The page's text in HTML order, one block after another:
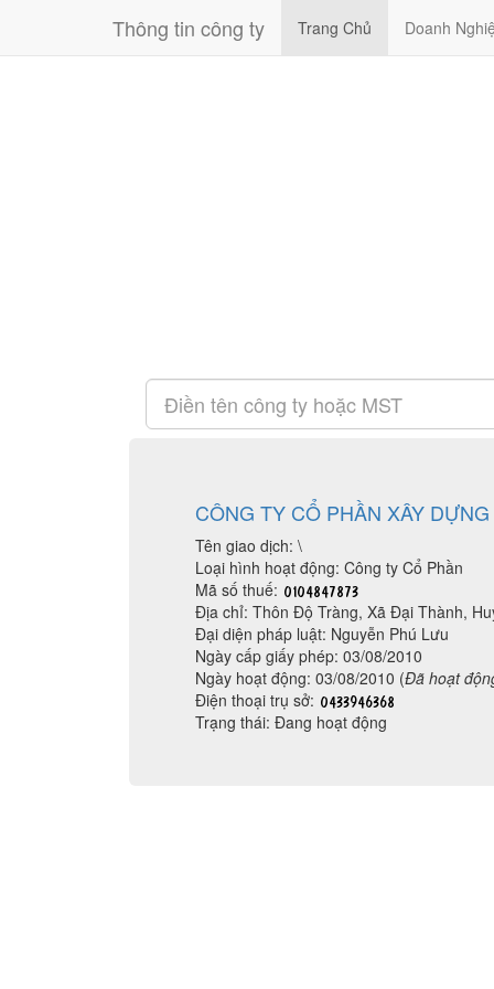
Thông tin công ty Trang Chủ Doanh
CÔNG TY CỔ PHẦN XÂY
Tên giao dịch: \
Loại hình hoạt động: Công ty Cổ Phần
Mã số thuế:
Địa chỉ: Thôn Độ Tràng, Xã Đại Thành,
Đại diện pháp luật: Nguyễn Phú Lưu
Ngày cấp giấy phép: 03/08/2010
Ngày hoạt động: 03/08/2010 (Đã hoạt
Điện thoại trụ sở:
Trạng thái: Đang hoạt động